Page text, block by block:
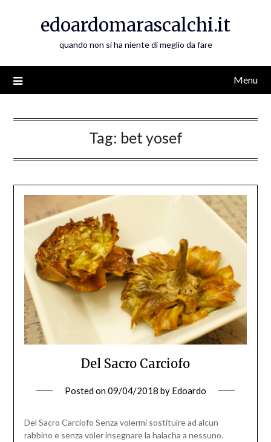
edoardomarascalchi.it
quando non si ha niente di meglio da fare
Menu
Tag: bet yosef
Del Sacro Carciofo
Posted on09/04/2018 by Edoardo
Del Sacro Carciofo Senza volermi sostituire ad alcun
rabbino e senza voler insegnare la halacha a nessuno.